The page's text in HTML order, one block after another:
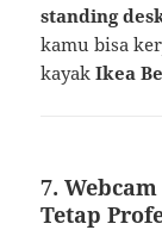
standing
kamu bisa
kayakIkea
7.
Tetap